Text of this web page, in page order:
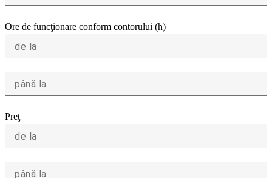
Ore de funcţionare conform contorului (h)
de la
până la
Preţ
de la
până la